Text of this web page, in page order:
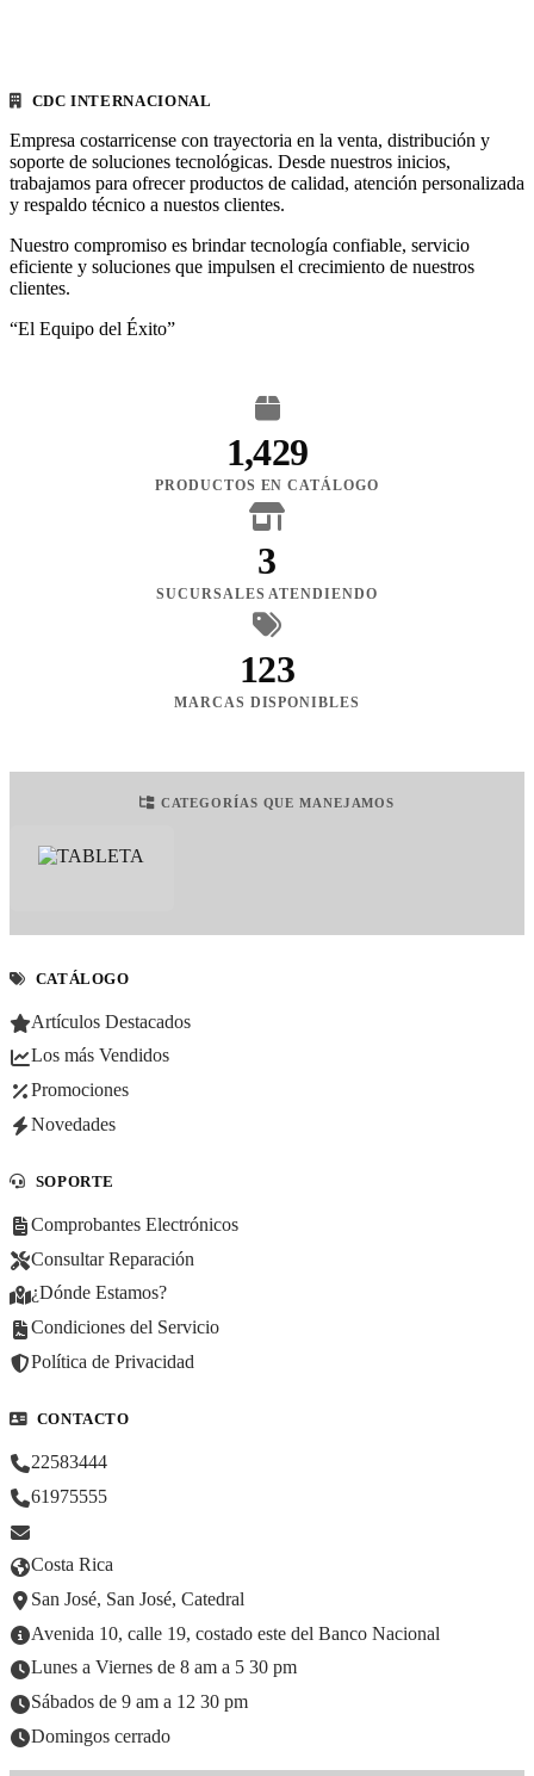
CDC INTERNACIONAL
Empresa costarricense con trayectoria en la venta, distribución y
soporte de soluciones tecnológicas. Desde nuestros inicios,
trabajamos para ofrecer productos de calidad, atención personalizada
y respaldo técnico a nuestos clientes.
Nuestro compromiso es brindar tecnología confiable, servicio
eficiente y soluciones que impulsen el crecimiento de nuestros
clientes.
“El Equipo del Éxito”
1,429
PRODUCTOS EN CATÁLOGO
3
SUCURSALES ATENDIENDO
123
MARCAS DISPONIBLES
CATEGORÍAS QUE MANEJAMOS
CATÁLOGO
Artículos Destacados
Los más Vendidos
Promociones
Novedades
SOPORTE
Comprobantes Electrónicos
Consultar Reparación
¿Dónde Estamos?
Condiciones del Servicio
Política de Privacidad
CONTACTO
22583444
61975555
Costa Rica
San José, San José, Catedral
Avenida 10, calle 19, costado este del Banco Nacional
Lunes a Viernes de 8 am a 5 30 pm
Sábados de 9 am a 12 30 pm
Domingos cerrado